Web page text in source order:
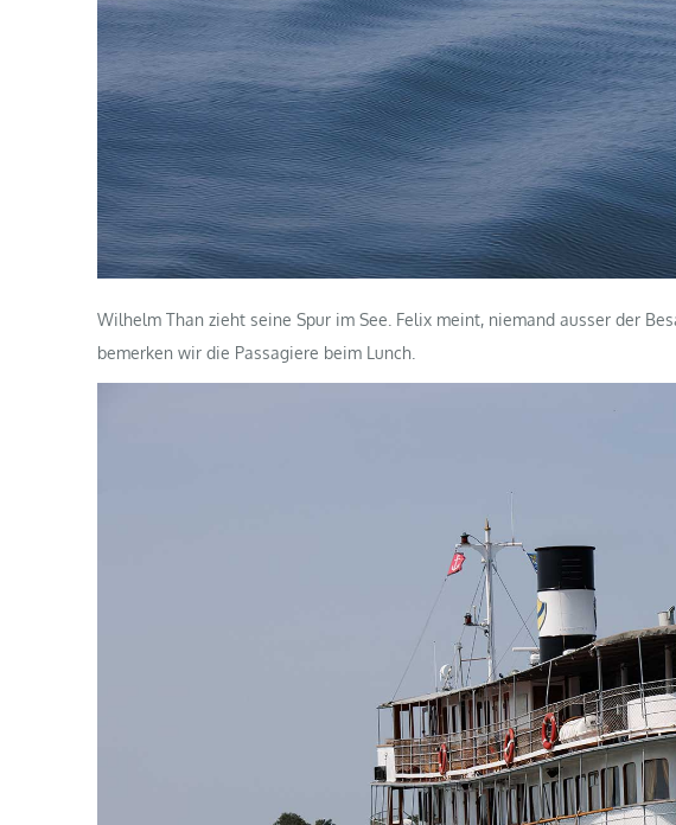
Wilhelm Than zieht seine Spur im See. Felix meint, niemand ausser der
bemerken wir die Passagiere beim Lunch.